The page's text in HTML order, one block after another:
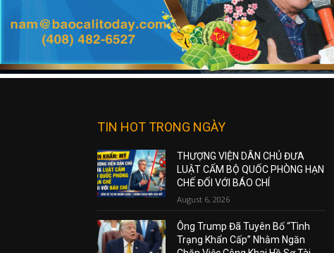
TIN HOT TRONG NGÀY
THƯỢNG VIỆN DÂN CHỦ ĐƯA
LUẬT CẤM BỘ QUỐC PHÒNG HẠN
CHẾ ĐỐI VỚI BÁO CHÍ
August 6, 2026
Ông Trump Đã Tuyên Bố “Tình
Trạng Khẩn Cấp” Nhằm Ngăn